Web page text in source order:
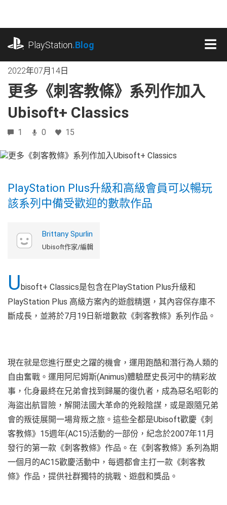
內
PlayStation.Blog
2022年07月14日
更多《刺客教條》系列作加入
Ubisoft+ Classics
1 0 15
PlayStation Plus升級和高級會員可以暢玩
該系列中備受歡迎的數款作品
Brittany Spurlin
Ubisoft作家/編輯
Ubisoft+ Classics是包含在PlayStation Plus升級和
PlayStation Plus 高級方案內的遊戲精選，其內容保存庫不
斷成長，並將於7月19日新增數款《刺客教條》系列作品。
現在就是您進行歷史之躍的機會，運用跑酷和潛行為人類的
自由奮戰。運用阿尼姆斯(Animus)體驗歷史長河中的精彩故
事，化身最終在兄弟會找到歸屬的復仇者，成為惡名昭彰的
海盜出航冒險，解開法國大革命的兇殺陰謀，或是跟隨兄弟
會的叛徒展開一場背叛之旅。這些全都是Ubisoft歡慶《刺
客教條》15週年(AC15)活動的一部份，紀念於2007年11月
發行的第一款《刺客教條》作品。在《刺客教條》系列為期
一個月的AC15歡慶活動中，每週都會主打一款《刺客教
條》作品，提供社群獨特的挑戰、遊戲和獎品。